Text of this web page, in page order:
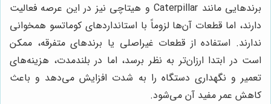
برندهایی مانند Caterpillar و هیتاچی نیز در این عرصه فعالیت
دارند، اما قطعات آن‌ها لزوماً با استانداردهای کوماتسو همخوانی
ندارند. استفاده از قطعات غیراصلی یا برندهای متفرقه، ممکن
است در ابتدا ارزان‌تر به نظر برسد، اما در بلندمدت، هزینه‌های
تعمیر و نگهداری دستگاه را به شدت افزایش می‌دهد و باعث
کاهش عمر مفید آن می‌شود.